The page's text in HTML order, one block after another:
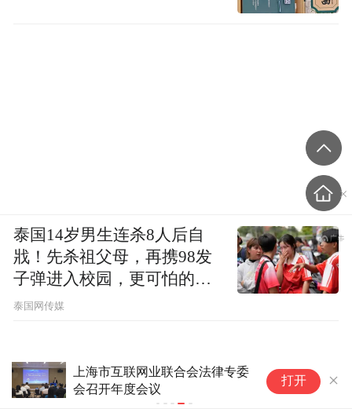
打开
泰国14岁男生连杀8人后自
戕！先杀祖父母，再携98发
子弹进入校园，更可怕的细
节公布了
泰国网传媒